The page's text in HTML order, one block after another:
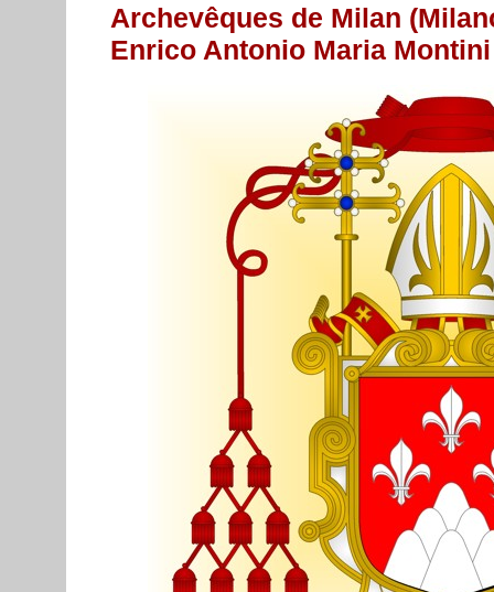
Archevêques de Milan
Enrico Antonio Maria Montini